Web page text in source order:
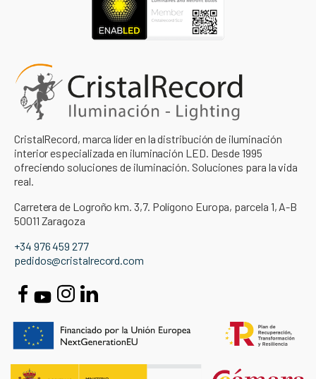
CristalRecord, marca líder en la distribución de iluminación
interior especializada en iluminación LED. Desde 1995
ofreciendo soluciones de iluminación. Soluciones para la vida
real.
Carretera de Logroño km. 3,7. Polígono Europa, parcela 1, A-B
50011 Zaragoza
+34 976 459 277
pedidos@cristalrecord.com